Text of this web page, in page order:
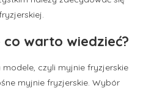
warto wiedzieć?
czyli myjnie fryzjerskie
myjnie fryzjerskie. Wybór